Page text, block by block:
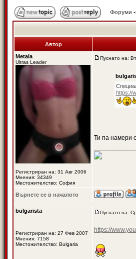
Форуми
Автор
Metala
Ultras Leader
Регистриран на: 31 Авг 2006
Мнения: 34349
Местожителство: София
Пуснато на:
https://
Ти па намери
Върнете се в началото
bulgarista
Регистриран на: 27 Фев 2007
Мнения: 7158
Местожителство: Bulgaria
Пуснато на:
https://